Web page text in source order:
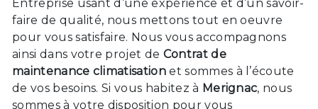
Entreprise usant d’une expérience et d’un savoir-
faire de qualité, nous mettons tout en oeuvre
pour vous satisfaire. Nous vous accompagnons
ainsi dans votre projet de Contrat de
maintenance climatisation et sommes à l’écoute
de vos besoins. Si vous habitez à Merignac, nous
sommes à votre disposition pour vous